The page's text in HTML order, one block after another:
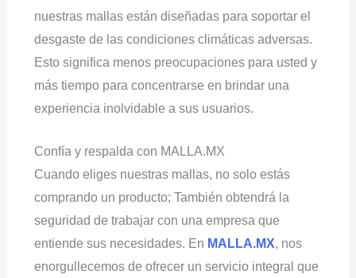
nuestras mallas están diseñadas para soportar el
desgaste de las condiciones climáticas adversas.
Esto significa menos preocupaciones para usted y
más tiempo para concentrarse en brindar una
experiencia inolvidable a sus usuarios.
Confía y respalda con MALLA.MX
Cuando eliges nuestras mallas, no solo estás
comprando un producto; También obtendrá la
seguridad de trabajar con una empresa que
entiende sus necesidades. En MALLA.MX, nos
enorgullecemos de ofrecer un servicio integral que